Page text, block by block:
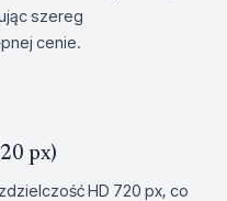
szereg
cenie.
px)
HD 720 px, co